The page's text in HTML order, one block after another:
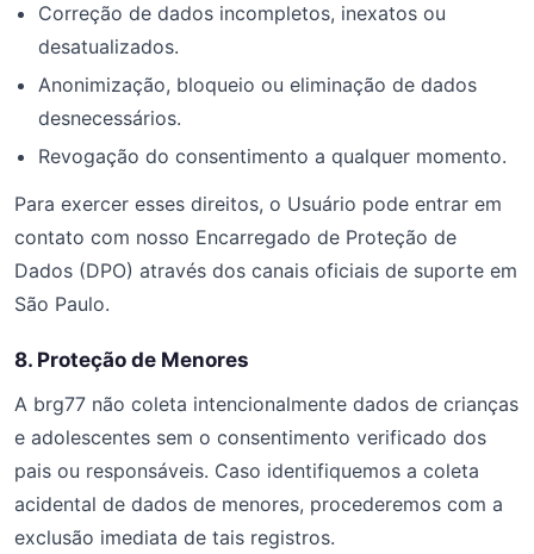
Correção de dados incompletos, inexatos ou
desatualizados.
Anonimização, bloqueio ou eliminação de dados
desnecessários.
Revogação do consentimento a qualquer momento.
Para exercer esses direitos, o Usuário pode entrar em
contato com nosso Encarregado de Proteção de
Dados (DPO) através dos canais oficiais de suporte em
São Paulo.
8. Proteção de Menores
A brg77 não coleta intencionalmente dados de crianças
e adolescentes sem o consentimento verificado dos
pais ou responsáveis. Caso identifiquemos a coleta
acidental de dados de menores, procederemos com a
exclusão imediata de tais registros.